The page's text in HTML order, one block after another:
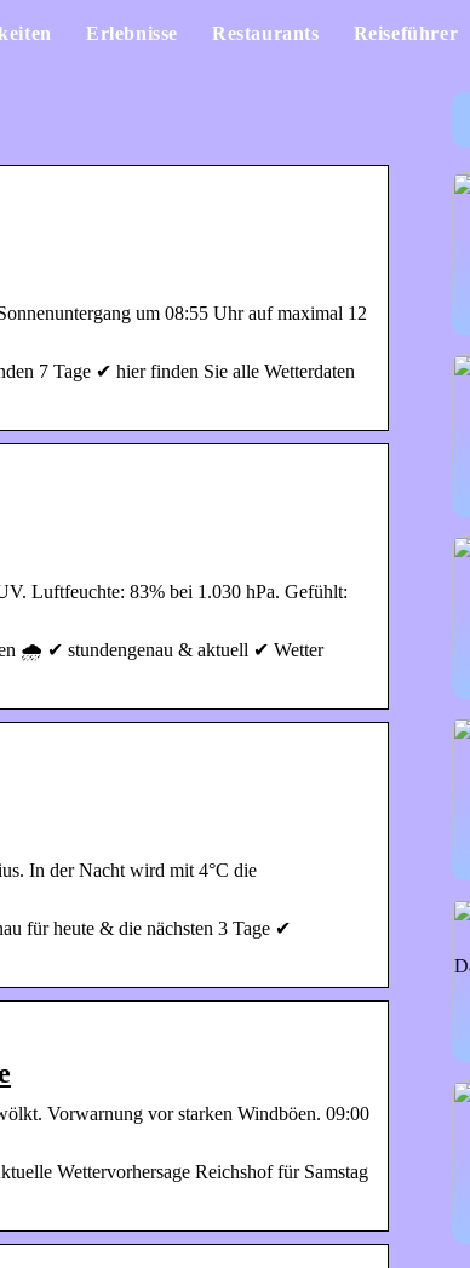
Erlebnisse Restaurants Reiseführer
um 08:55 Uhr auf maximal 12
7 Tage ✔ hier finden Sie alle Wetterdaten
Luftfeuchte: 83% bei 1.030 hPa. Gefühlt:
🌧️ ✔ stundengenau & aktuell ✔ Wetter
In der Nacht wird mit 4°C die
für heute & die nächsten 3 Tage ✔
Vorwarnung vor starken Windböen. 09:00
Wettervorhersage Reichshof für Samstag